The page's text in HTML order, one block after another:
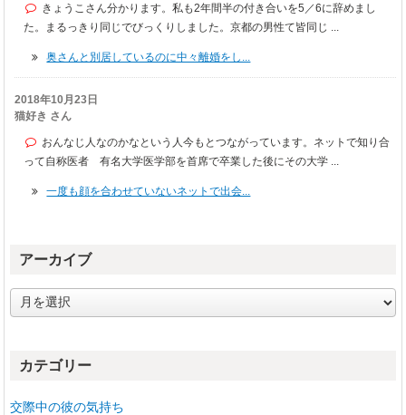
きょうこさん分かります。私も2年間半の付き合いを5／6に辞めまし
た。まるっきり同じでびっくりしました。京都の男性て皆同じ ...
奥さんと別居しているのに中々離婚をし...
2018年10月23日
猫好き さん
おんなじ人なのかなという人今もとつながっています。ネットで知り合
って自称医者 有名大学医学部を首席で卒業した後にその大学 ...
一度も顔を合わせていないネットで出会...
アーカイブ
ア
ー
ブカテゴリー
交際中の彼の気持ち